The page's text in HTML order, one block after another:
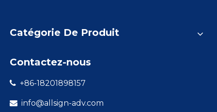
Catégorie De Produit
Contactez-nous
 +86-18201898157
 info@allsign-adv.com